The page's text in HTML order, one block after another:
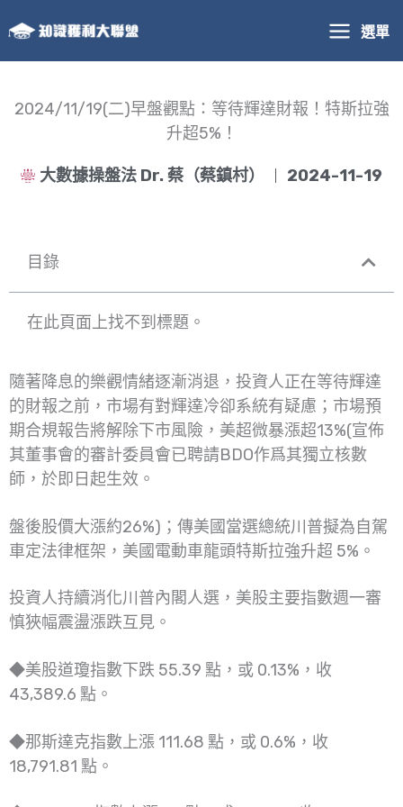
至
主
選單
2024/11/19(二)早盤觀點：等待輝達財報！特斯拉強
升超5%！
大數據操盤法 Dr. 蔡（蔡鎮村） 2024-11-19
目錄
在此頁面上找不到標題。
隨著降息的樂觀情緒逐漸消退，投資人正在等待輝達
的財報之前，市場有對輝達冷卻系統有疑慮；市場預
期合規報告將解除下市風險，美超微暴漲超13%(宣佈
其董事會的審計委員會已聘請BDO作爲其獨立核數
師，於即日起生效。
盤後股價大漲約26%)；傳美國當選總統川普擬為自駕
車定法律框架，美國電動車龍頭特斯拉強升超 5%。
投資人持續消化川普內閣人選，美股主要指數週一審
慎狹幅震盪漲跌互見。
◆美股道瓊指數下跌 55.39 點，或 0.13%，收
43,389.6 點。
◆那斯達克指數上漲 111.68 點，或 0.6%，收
18,791.81 點。